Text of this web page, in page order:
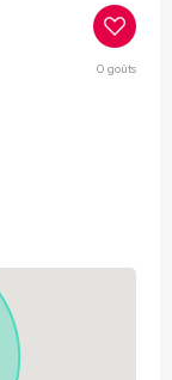
0goûts